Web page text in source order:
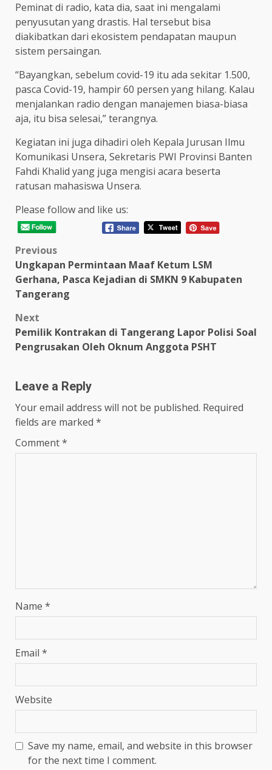
Peminat di radio, kata dia, saat ini mengalami
penyusutan yang drastis. Hal tersebut bisa
diakibatkan dari ekosistem pendapatan maupun
sistem persaingan.
“Bayangkan, sebelum covid-19 itu ada sekitar 1.500,
pasca Covid-19, hampir 60 persen yang hilang. Kalau
menjalankan radio dengan manajemen biasa-biasa
aja, itu bisa selesai,” terangnya.
Kegiatan ini juga dihadiri oleh Kepala Jurusan Ilmu
Komunikasi Unsera, Sekretaris PWI Provinsi Banten
Fahdi Khalid yang juga mengisi acara beserta
ratusan mahasiswa Unsera.
Please follow and like us:
Post
navigation
Previous
Ungkapan Permintaan Maaf Ketum LSM
Gerhana, Pasca Kejadian di SMKN 9 Kabupaten
Tangerang
Next
Pemilik Kontrakan di Tangerang Lapor Polisi Soal
Pengrusakan Oleh Oknum Anggota PSHT
Leave a Reply
Your email address will not be published. Required
fields are marked *
Comment*
Name *
Email *
Website
Save my name, email, and website in this browser
for the next time I comment.